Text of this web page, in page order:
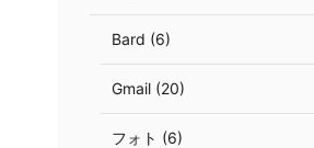
Bard (6)
Gmail (20)
フォト (6)